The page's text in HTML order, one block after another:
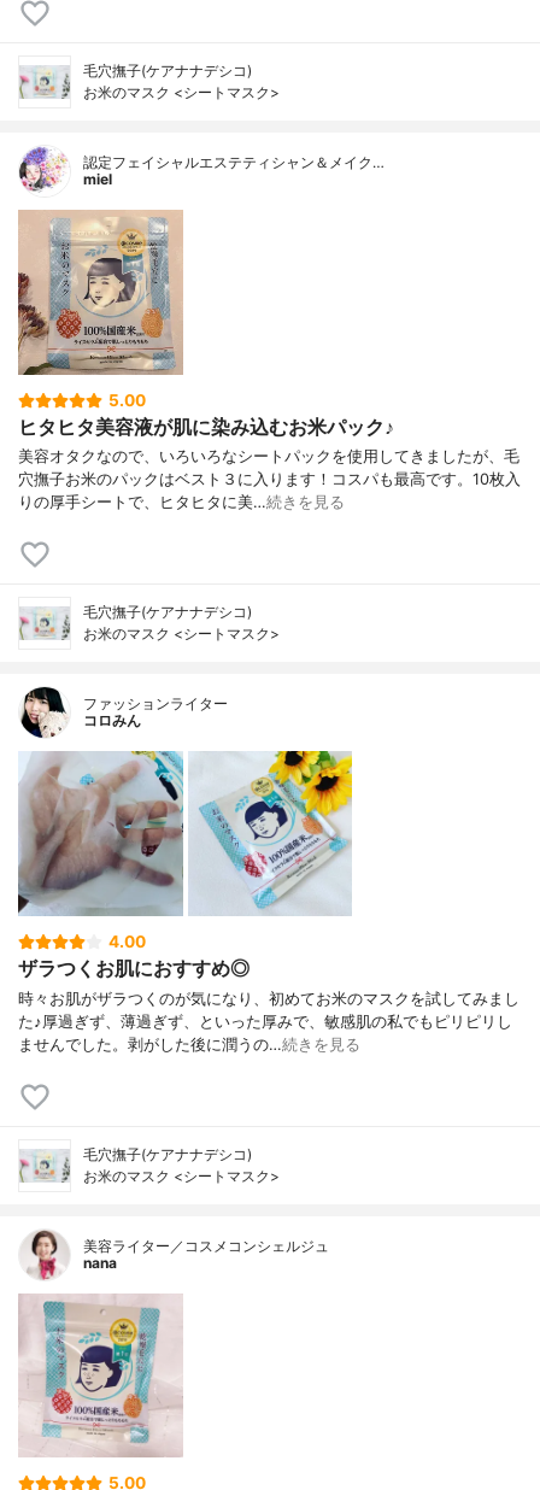
毛穴撫子(ケアナナデシコ)
お米のマスク <シートマスク>
認定フェイシャルエステティシャン＆メイク…
miel
5.00
ヒタヒタ美容液が肌に染み込むお米パック♪
美容オタクなので、いろいろなシートパックを使用してきましたが、毛
穴撫子お米のパックはベスト３に入ります！コスパも最高です。10枚入
りの厚手シートで、ヒタヒタに美…続きを見る
毛穴撫子(ケアナナデシコ)
お米のマスク <シートマスク>
ファッションライター
コロみん
4.00
ザラつくお肌におすすめ◎
時々お肌がザラつくのが気になり、初めてお米のマスクを試してみまし
た♪厚過ぎず、薄過ぎず、といった厚みで、敏感肌の私でもピリピリし
ませんでした。剥がした後に潤うの…続きを見る
毛穴撫子(ケアナナデシコ)
お米のマスク <シートマスク>
美容ライター／コスメコンシェルジュ
nana
5.00